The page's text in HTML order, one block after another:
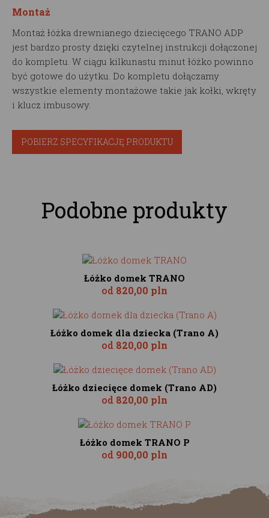
Montaż
Montaż łóżka drewnianego dziecięcego TRANO ADP
jest bardzo prosty dzięki czytelnej instrukcji dołączonej
do kompletu. W ciągu kilkunastu minut łóżko powinno
być gotowe do użytku. Do kompletu dołączamy
wszystkie elementy montażowe takie jak kołki, wkręty
i klucz imbusowy.
POBIERZ SPECYFIKACJĘ PRODUKTU
Podobne produkty
Łóżko domek TRANO
od 820,00 pln
Łóżko domek dla dziecka (Trano A)
od 820,00 pln
Łóżko dziecięce domek (Trano AD)
od 820,00 pln
Łóżko domek TRANO P
od 900,00 pln